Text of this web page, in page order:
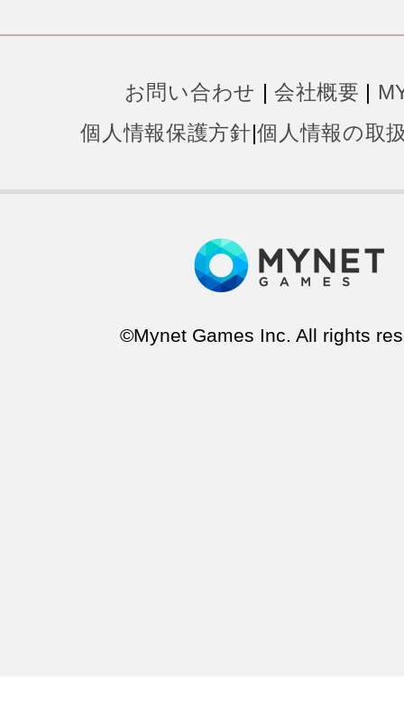
お問い合わせ | 会社概要 |
個人情報保護方針|個人情報の取
©Mynet Games Inc. All rights